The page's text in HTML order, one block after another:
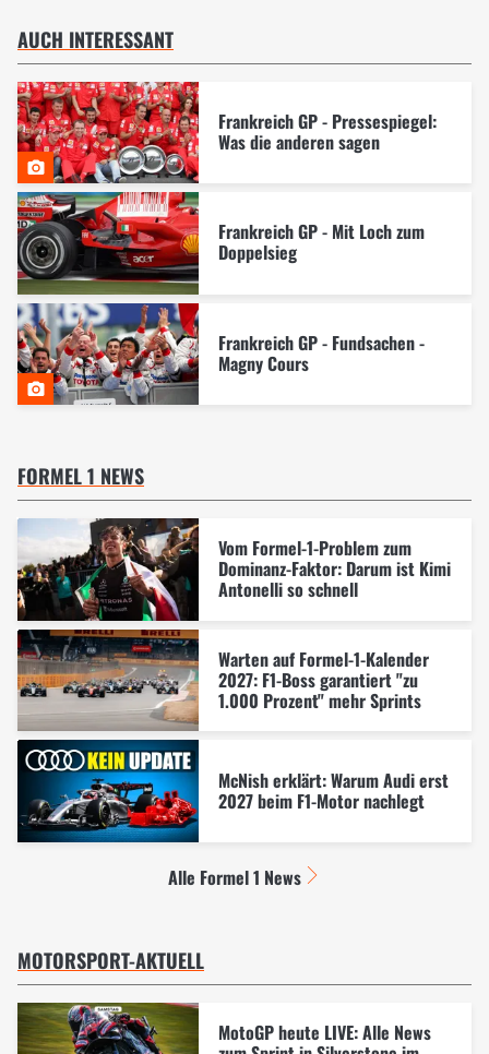
AUCH INTERESSANT
Frankreich GP - Pressespiegel:
Was die anderen sagen
Frankreich GP - Mit Loch zum
Doppelsieg
Frankreich GP - Fundsachen -
Magny Cours
FORMEL 1 NEWS
Vom Formel-1-Problem zum
Dominanz-Faktor: Darum ist Kimi
Antonelli so schnell
Warten auf Formel-1-Kalender
2027: F1-Boss garantiert "zu
1.000 Prozent" mehr Sprints
McNish erklärt: Warum Audi erst
2027 beim F1-Motor nachlegt
Alle Formel 1 News
MOTORSPORT-AKTUELL
MotoGP heute LIVE: Alle News